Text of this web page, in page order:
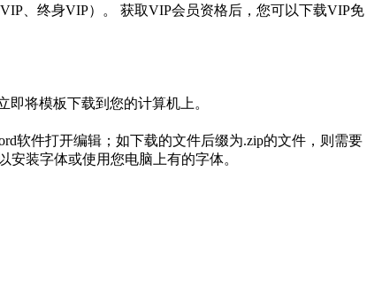
、终身VIP）。 获取VIP会员资格后，您可以下载VIP免
将模板下载到您的计算机上。
软件打开编辑；如下载的文件后缀为.zip的文件，则需要
装字体或使用您电脑上有的字体。